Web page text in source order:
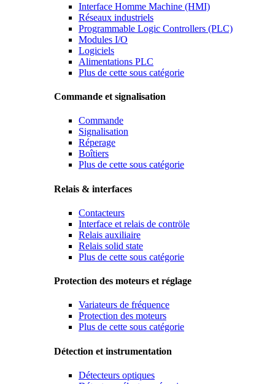
Interface Homme Machine (HMI)
Réseaux industriels
Programmable Logic Controllers (PLC)
Modules I/O
Logiciels
Alimentations PLC
Plus de cette sous catégorie
Commande et signalisation
Commande
Signalisation
Réperage
Boîtiers
Plus de cette sous catégorie
Relais & interfaces
Contacteurs
Interface et relais de contröle
Relais auxiliaire
Relais solid state
Plus de cette sous catégorie
Protection des moteurs et réglage
Variateurs de fréquence
Protection des moteurs
Plus de cette sous catégorie
Détection et instrumentation
Détecteurs optiques